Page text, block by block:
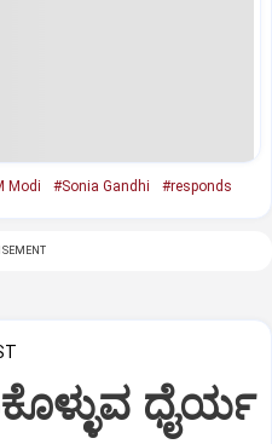
Modi #Sonia Gandhi #responds
ಧೈರ್ಯ